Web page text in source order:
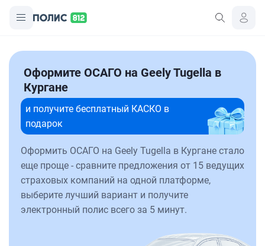
Оформите ОСАГО на Geely Tugella в
Кургане
и получите бесплатный КАСКО в
подарок
Оформить ОСАГО на Geely Tugella в Кургане стало
еще проще - сравните предложения от 15 ведущих
страховых компаний на одной платформе,
выберите лучший вариант и получите
электронный полис всего за 5 минут.